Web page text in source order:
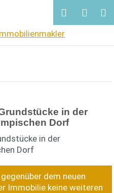
in der
Dorf
dem neuen
Immobilie keine weiteren